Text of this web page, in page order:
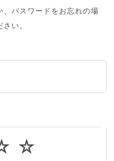
パスワードをお忘れの場
い。
☆